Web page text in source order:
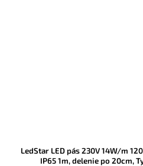
LedStar LED pás 230V 14W/m
IP65 1m, delenie po 20cm,